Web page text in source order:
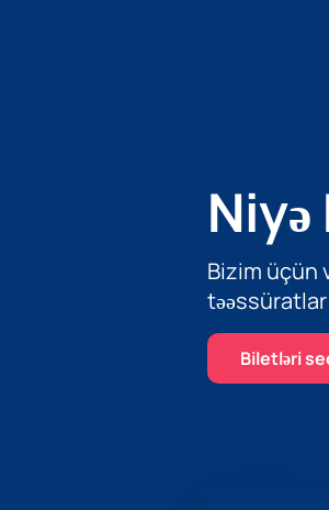
Bizim üçün
təəssüratlar
Biletləri